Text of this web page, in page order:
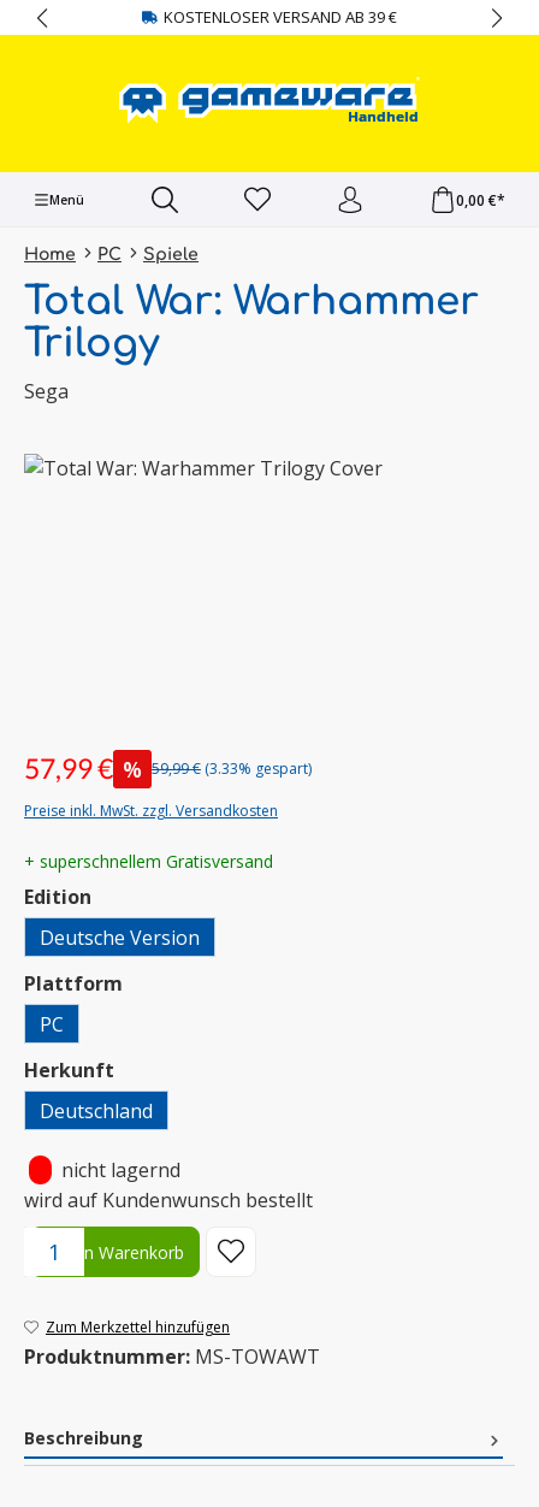
springen KOSTENLOSER VERSAND AB 39 €
Menü 0,00 €*
Home PC Spiele
Total War: Warhammer
Trilogy
Sega
Bildergalerie überspringen
57,99 € % 59,99 € (3.33% gespart)
Preise inkl. MwSt. zzgl. Versandkosten
+ superschnellem Gratisversand
Edition
Deutsche Version
Plattform
PC
Herkunft
Deutschland
nicht lagernd
wird auf Kundenwunsch bestellt
Produkt Anzahl: Gib den gewünschten Wert ein oder benutze
In den Warenkorb
Zum Merkzettel hinzufügen
Produktnummer: MS-TOWAWT
Beschreibung